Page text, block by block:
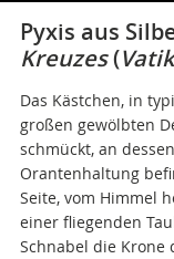
Pyxis aus
Kreuzes(
Das Kästchen, in
großen gewölbten
schmückt, an
Orantenhaltung
Seite, vom Himmel
einer fliegenden
Schnabel die